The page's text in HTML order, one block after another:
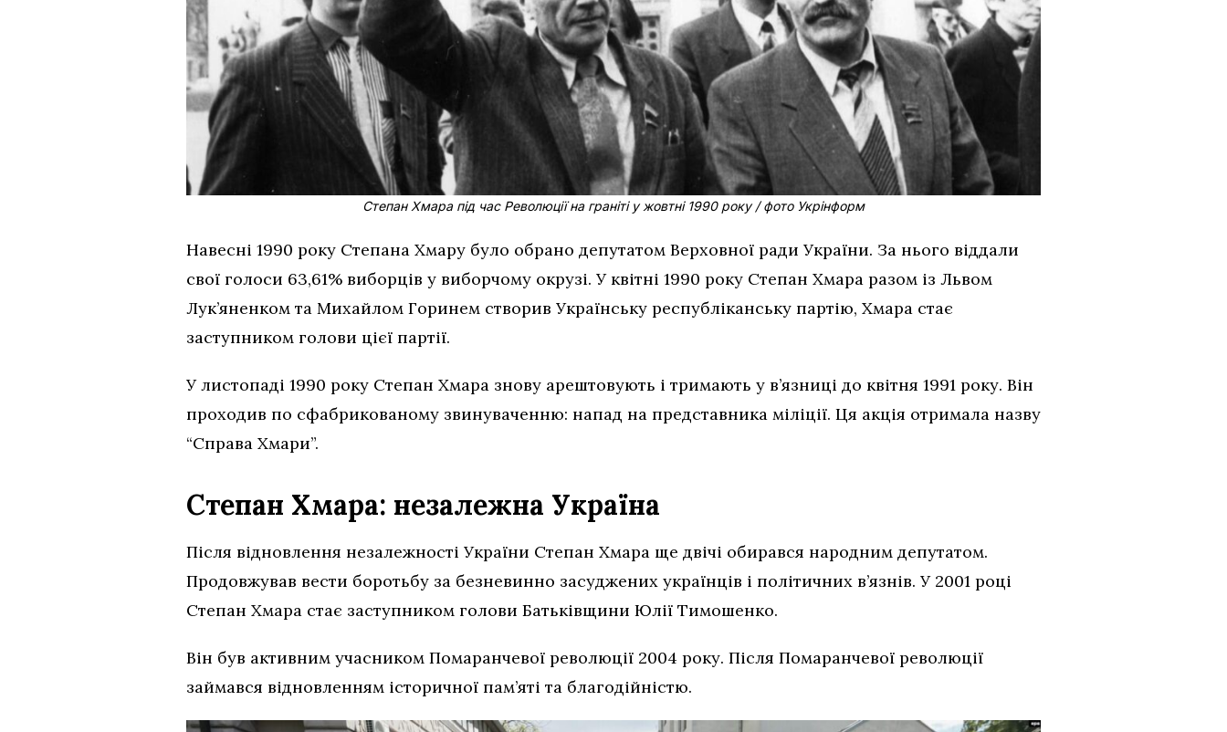
Степан Хмара під час Революції на граніті у жовтні 1990 року / фото Укрінформ
Навесні 1990 року Степана Хмару було обрано депутатом Верховної ради України. За нього віддали
свої голоси 63,61% виборців у виборчому окрузі. У квітні 1990 року Степан Хмара разом із Львом
Лук’яненком та Михайлом Горинем створив Українську республіканську партію, Хмара стає
заступником голови цієї партії.
У листопаді 1990 року Степан Хмара знову арештовують і тримають у в’язниці до квітня 1991 року. Він
проходив по сфабрикованому звинуваченню: напад на представника міліції. Ця акція отримала назву
“Справа Хмари”.
Степан Хмара: незалежна Україна
Після відновлення незалежності України Степан Хмара ще двічі обирався народним депутатом.
Продовжував вести боротьбу за безневинно засуджених українців і політичних в’язнів. У 2001 році
Степан Хмара стає заступником голови Батьківщини Юлії Тимошенко.
Він був активним учасником Помаранчевої революції 2004 року. Після Помаранчевої революції
займався відновленням історичної пам’яті та благодійністю.